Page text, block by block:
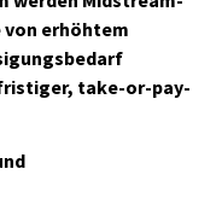
erhöhtem
take-or-pay-